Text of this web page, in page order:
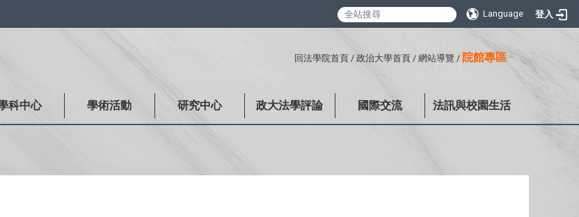
Language 登入
回法學院首頁 / 政治大學首頁 / 網站導覽 / 院館專區
科中心 學術活動 研究中心 政大法學評論 國際交流 法訊與校園生活